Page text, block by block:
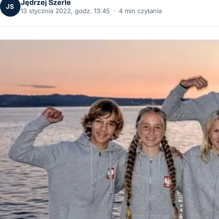
JS
Jędrzej Szerle
13 stycznia 2022, godz. 13:45 · 4 min czytania